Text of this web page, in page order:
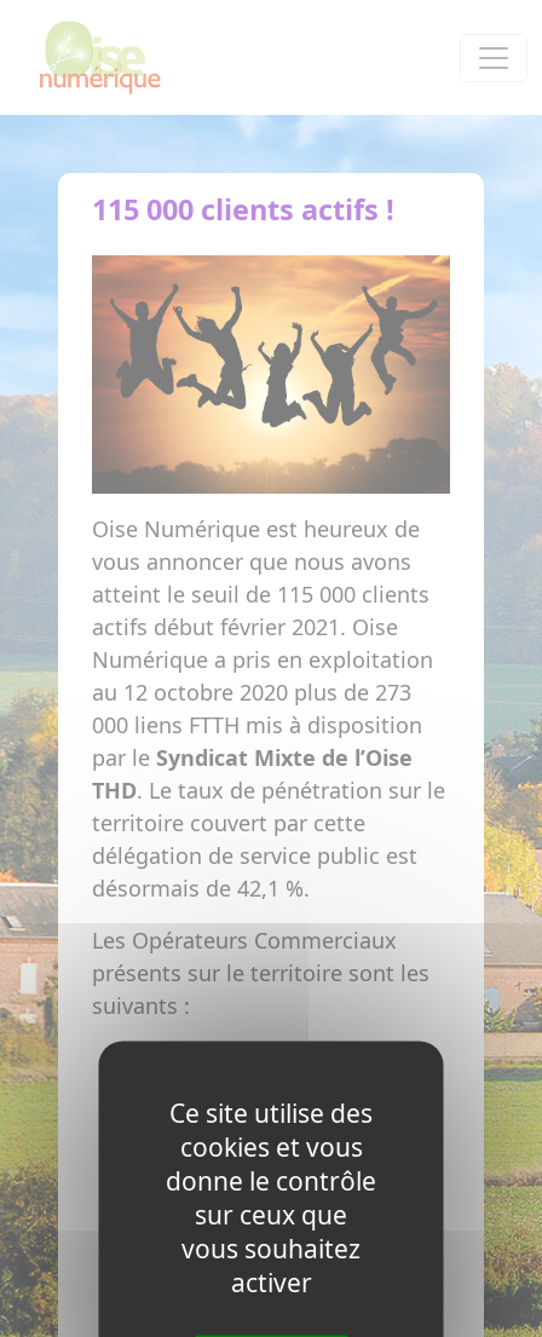
115 000 clients actifs !
Oise Numérique est heureux de
vous annoncer que nous avons
atteint le seuil de 115 000 clients
actifs début février 2021. Oise
Numérique a pris en exploitation
au 12 octobre 2020 plus de 273
000 liens FTTH mis à disposition
par le Syndicat Mixte de l’Oise
THD. Le taux de pénétration sur le
territoire couvert par cette
délégation de service public est
désormais de 42,1 %.
Les Opérateurs Commerciaux
présents sur le territoire sont les
suivants :
Panneau de gestion des cookies
Ce site utilise des
cookies et vous
donne le contrôle
sur ceux que
vous souhaitez
activer